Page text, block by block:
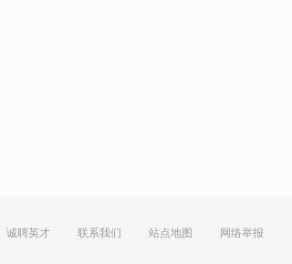
诚聘英才 联系我们 站点地图 网络举报